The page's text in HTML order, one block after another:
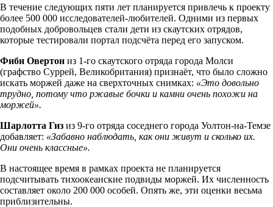
В течение следующих пяти лет планируется привлечь к проекту
более 500 000 исследователей-любителей. Одними из первых
подобных добровольцев стали дети из скаутских отрядов,
которые тестировали портал подсчёта перед его запуском.
Фиби Овертон из 1-го скаутского отряда города Молси
(графство Суррей, Великобритания) признаёт, что было сложно
искать моржей даже на сверхточных снимках: «Это довольно
трудно, потому что ржавые бочки и камни очень похожи на
моржей».
Шарлотта Гиз из 9-го отряда соседнего города Уолтон-на-Темзе
добавляет: «Забавно наблюдать, как они живут и сколько их.
Они очень классные».
В настоящее время в рамках проекта не планируется
подсчитывать тихоокеанские подвиды моржей. Их численность
составляет около 200 000 особей. Опять же, эти оценки весьма
приблизительны.